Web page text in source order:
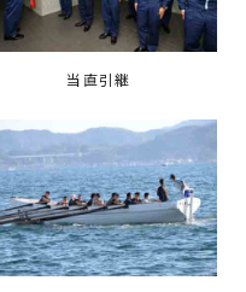
当直引継